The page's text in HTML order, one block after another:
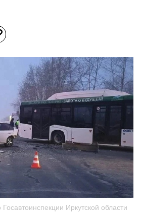
Иркутской области